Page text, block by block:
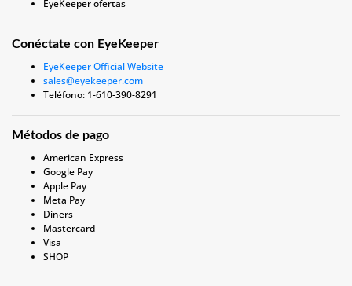
EyeKeeper ofertas
Conéctate con EyeKeeper
EyeKeeper Official Website
sales@eyekeeper.com
Teléfono: 1-610-390-8291
Métodos de pago
American Express
Google Pay
Apple Pay
Meta Pay
Diners
Mastercard
Visa
SHOP